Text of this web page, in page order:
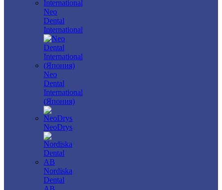
Neo
Dental
International
Neo
Dental
International
(Япония)
NeoDrys
Nordiska
Dental